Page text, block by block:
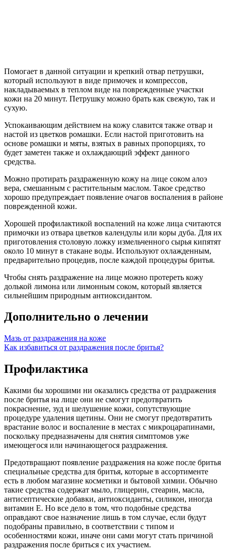
Помогает в данной ситуации и крепкий отвар петрушки,
который используют в виде примочек и компрессов,
накладываемых в теплом виде на поврежденные участки
кожи на 20 минут. Петрушку можно брать как свежую, так и
сухую.
Успокаивающим действием на кожу славится также отвар и
настой из цветков ромашки. Если настой приготовить на
основе ромашки и мяты, взятых в равных пропорциях, то
будет заметен также и охлаждающий эффект данного
средства.
Можно протирать раздраженную кожу на лице соком алоэ
вера, смешанным с растительным маслом. Такое средство
хорошо предупреждает появление очагов воспаления в районе
поврежденной кожи.
Хорошей профилактикой воспалений на коже лица считаются
примочки из отвара цветков календулы или коры дуба. Для их
приготовления столовую ложку измельченного сырья кипятят
около 10 минут в стакане воды. Используют охлажденным,
предварительно процедив, после каждой процедуры бритья.
Чтобы снять раздражение на лице можно протереть кожу
долькой лимона или лимонным соком, который является
сильнейшим природным антиоксидантом.
Дополнительно о лечении
Мазь от раздражения на коже
Как избавиться от раздражения после бритья?
Профилактика
Какими бы хорошими ни оказались средства от раздражения
после бритья на лице они не смогут предотвратить
покраснение, зуд и шелушение кожи, сопутствующие
процедуре удаления щетины. Они не смогут предотвратить
врастание волос и воспаление в местах с микроцарапинами,
поскольку предназначены для снятия симптомов уже
имеющегося или начинающегося раздражения.
Предотвращают появление раздражения на коже после бритья
специальные средства для бритья, которые в ассортименте
есть в любом магазине косметики и бытовой химии. Обычно
такие средства содержат мыло, глицерин, стеарин, масла,
антисептические добавки, антиоксиданты, силикон, иногда
витамин Е. Но все дело в том, что подобные средства
оправдают свое назначение лишь в том случае, если будут
подобраны правильно, в соответствии с типом и
особенностями кожи, иначе они сами могут стать причиной
раздражения после бриться с их участием.